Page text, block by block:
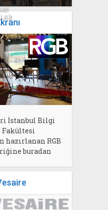
Ak
İstanbul Bilgi
hazırlanan RGB
buradan